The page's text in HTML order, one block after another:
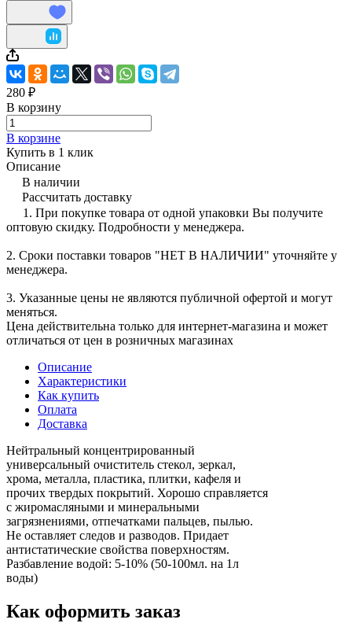
280 ₽
В корзину
В корзине
Купить в 1 клик
Описание
В наличии
Рассчитать доставку
1. При покупке товара от одной упаковки Вы получите
оптовую скидку. Подробности у менеджера.
2. Сроки поставки товаров "НЕТ В НАЛИЧИИ" уточняйте у
менеджера.
3. Указанные цены не являются публичной офертой и могут
меняться.
Цена действительна только для интернет-магазина и может
отличаться от цен в розничных магазинах
Описание
Характеристики
Как купить
Оплата
Доставка
Нейтральный концентрированный
универсальный очиститель стекол, зеркал,
хрома, металла, пластика, плитки, кафеля и
прочих твердых покрытий. Хорошо справляется
с жиромасляными и минеральными
загрязнениями, отпечатками пальцев, пылью.
Не оставляет следов и разводов. Придает
антистатические свойства поверхностям.
Разбавление водой: 5-10% (50-100мл. на 1л
воды)
Как оформить заказ